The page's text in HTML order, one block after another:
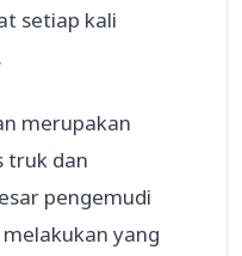
setiap kali
merupakan
truk dan
pengemudi
yang